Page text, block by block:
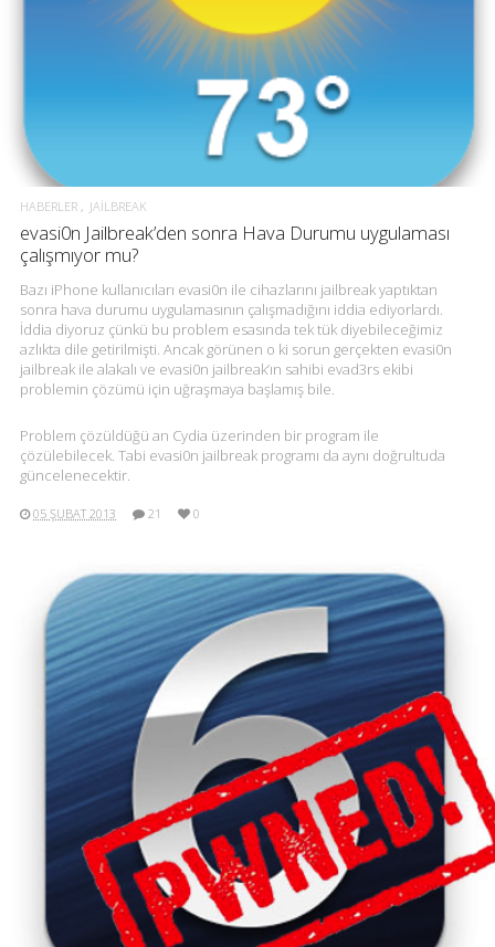
HABERLER JAILBREAK
evasi0n Jailbreak’den sonra Hava Durumu uygulaması
çalışmıyor mu?
Bazı iPhone kullanıcıları evasi0n ile cihazlarını jailbreak yaptıktan
sonra hava durumu uygulamasının çalışmadığını iddia ediyorlardı.
İddia diyoruz çünkü bu problem esasında tek tük diyebileceğimiz
azlıkta dile getirilmişti. Ancak görünen o ki sorun gerçekten evasi0n
jailbreak ile alakalı ve evasi0n jailbreak’ın sahibi evad3rs ekibi
problemin çözümü için uğraşmaya başlamış bile.
Problem çözüldüğü an Cydia üzerinden bir program ile
çözülebilecek. Tabi evasi0n jailbreak programı da aynı doğrultuda
güncelenecektir.
05 ŞUBAT 2013 21 0